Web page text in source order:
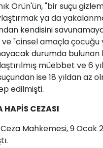
Örün'ün, "bir suçu
ya da
kendisini
"cinsel amaçla çocuğu
durumda bulunan
müebbet ve 6
ise 18 yıldan az
edilmişti.
HAPİS CEZASI
Mahkemesi, 9